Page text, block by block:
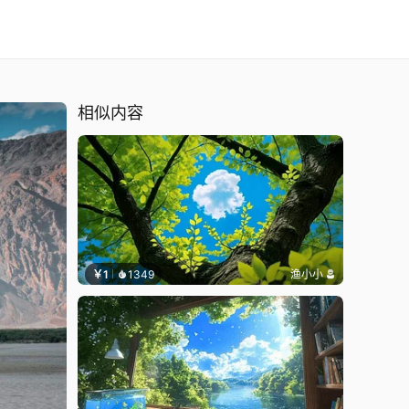
相似内容
￥1 1349 渔小小